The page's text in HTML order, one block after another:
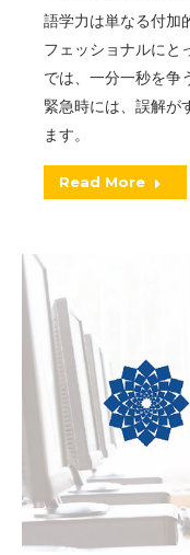
語学力は単なる付加
フェッショナルにと
では、一分一秒を争
緊急時には、誤解が
ます。
Read More